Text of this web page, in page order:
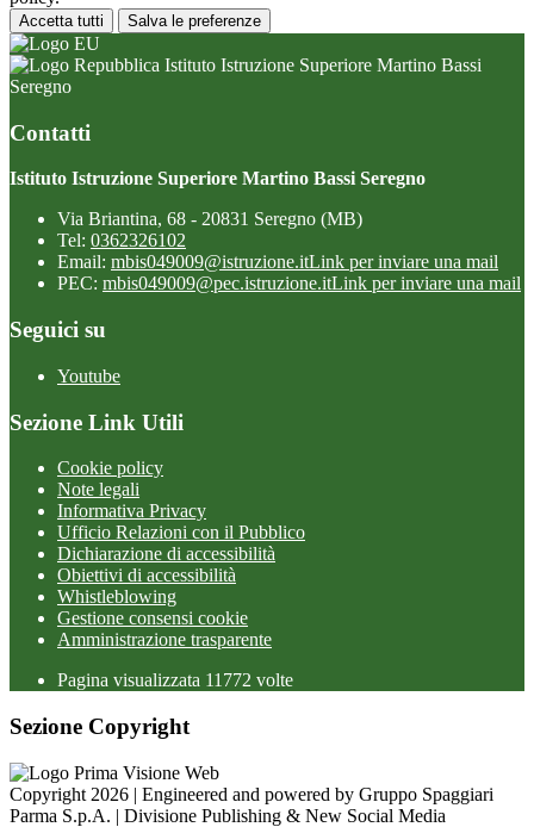
Accetta tutti Salva le preferenze
Istituto Istruzione Superiore Martino Bassi
Seregno
Contatti
Istituto Istruzione Superiore Martino Bassi Seregno
Via Briantina, 68 - 20831 Seregno (MB)
Tel: 0362326102
Email: mbis049009@istruzione.itLink per inviare una mail
PEC: mbis049009@pec.istruzione.itLink per inviare una mail
Seguici su
Youtube
Sezione Link Utili
Cookie policy
Note legali
Informativa Privacy
Ufficio Relazioni con il Pubblico
Dichiarazione di accessibilità
Obiettivi di accessibilità
Whistleblowing
Gestione consensi cookie
Amministrazione trasparente
Pagina visualizzata 11772 volte
Sezione Copyright
Copyright 2026 | Engineered and powered by Gruppo Spaggiari
Parma S.p.A. | Divisione Publishing & New Social Media